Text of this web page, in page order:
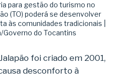
para gestão do turismo no
(TO) poderá se desenvolver
às comunidades tradicionais |
Governo do Tocantins
foi criado em 2001,
desconforto à